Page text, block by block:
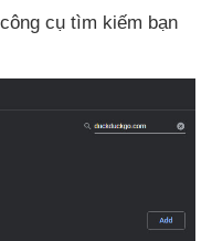
cụ tìm kiếm bạn